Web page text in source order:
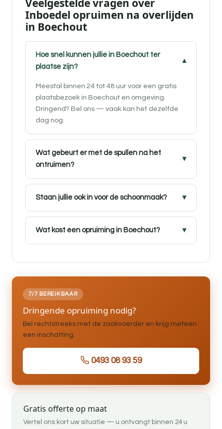
Veelgestelde vragen over
Inboedel opruimen na overlijden
in Boechout
Hoe snel kunnen jullie in Boechout ter
plaatse zijn?
Meestal binnen 24 tot 48 uur voor een gratis
plaatsbezoek in Boechout en omgeving.
Dringend? Bel ons — vaak kan het dezelfde
dag nog.
Wat gebeurt er met de spullen na het
ontruimen?
Staan jullie ook in voor de schoonmaak?
Wat kost een opruiming in Boechout?
7/7 BEREIKBAAR
Dringende opruiming nodig?
Bel rechtstreeks met de zaakvoerder en krijg meteen
een inschatting.
0493 08 93 59
Gratis offerte op maat
Vertel ons kort uw situatie — u ontvangt binnen 24 u